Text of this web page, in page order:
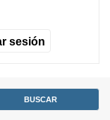
sesión